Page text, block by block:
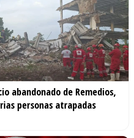
abandonado de Remedios,
personas atrapadas